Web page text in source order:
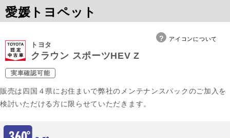
愛媛トヨペット
アイコンについて
トヨタ
クラウン スポーツHEV Z
実車確認可能
販売は四国４県にお住まいで弊社のメンテナンスパックのご加入を
検討いただける方に限らせていただきます。